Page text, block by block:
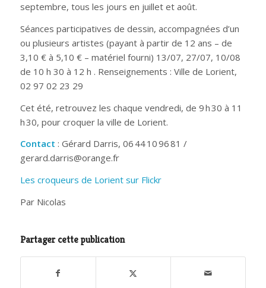
septembre, tous les jours en juillet et août.
Séances participatives de dessin, accompagnées d’un
ou plusieurs artistes (payant à partir de 12 ans – de
3,10 € à 5,10 € – matériel fourni) 13/07, 27/07, 10/08
de 10 h 30 à 12 h . Renseignements : Ville de Lorient,
02 97 02 23 29
Cet été, retrouvez les chaque vendredi, de 9 h 30 à 11
h 30, pour croquer la ville de Lorient.
Contact : Gérard Darris, 06 44 10 96 81 /
gerard.darris@orange.fr
Les croqueurs de Lorient sur Flickr
Par Nicolas
Partager cette publication